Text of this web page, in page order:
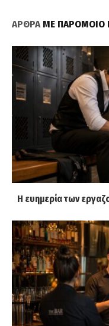
ΑΡΘΡΑΜΕ ΠΑΡΟΜΟΙΟ
Η ευημερία των